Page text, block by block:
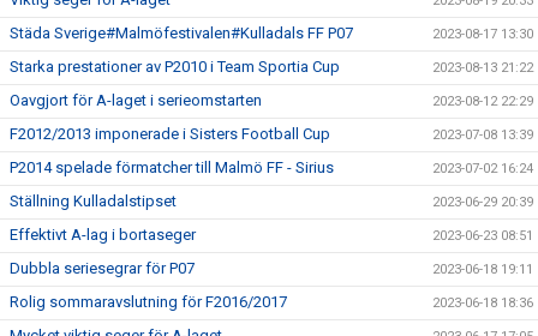
Städa Sverige#Malmöfestivalen#Kulladals FF P07 2023-08-17 13:30
Starka prestationer av P2010 i Team Sportia Cup 2023-08-13 21:22
Oavgjort för A-laget i serieomstarten 2023-08-12 22:29
F2012/2013 imponerade i Sisters Football Cup 2023-07-08 13:39
P2014 spelade förmatcher till Malmö FF - Sirius 2023-07-02 16:24
Ställning Kulladalstipset 2023-06-29 20:39
Effektivt A-lag i bortaseger 2023-06-23 08:51
Dubbla seriesegrar för P07 2023-06-18 19:11
Rolig sommaravslutning för F2016/2017 2023-06-18 18:36